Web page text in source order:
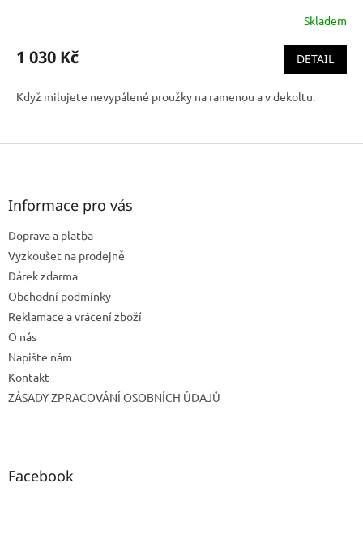
M
A
Skladem
1 030 Kč DETAIL
Když milujete nevypálené proužky na ramenou a v dekoltu.
Z
Informace pro vás
Doprava a platba
Vyzkoušet na prodejně
Dárek zdarma
Obchodní podmínky
Reklamace a vrácení zboží
O nás
Napište nám
Kontakt
ZÁSADY ZPRACOVÁNÍ OSOBNÍCH ÚDAJŮ
Facebook